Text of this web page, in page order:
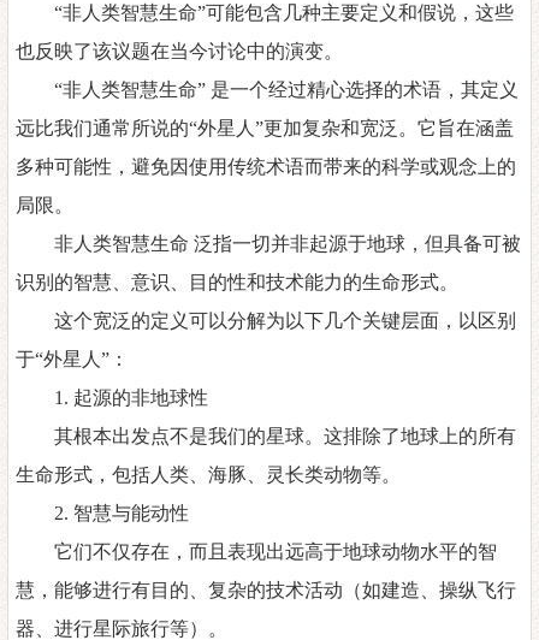
“非人类智慧生命”可能包含几种主要定义和假说，这些
也反映了该议题在当今讨论中的演变。
“非人类智慧生命” 是一个经过精心选择的术语，其定义
远比我们通常所说的“外星人”更加复杂和宽泛。它旨在涵盖
多种可能性，避免因使用传统术语而带来的科学或观念上的
局限。
非人类智慧生命 泛指一切并非起源于地球，但具备可被
识别的智慧、意识、目的性和技术能力的生命形式。
这个宽泛的定义可以分解为以下几个关键层面，以区别
于“外星人”：
1. 起源的非地球性
其根本出发点不是我们的星球。这排除了地球上的所有
生命形式，包括人类、海豚、灵长类动物等。
2. 智慧与能动性
它们不仅存在，而且表现出远高于地球动物水平的智
慧，能够进行有目的、复杂的技术活动（如建造、操纵飞行
器、进行星际旅行等）。